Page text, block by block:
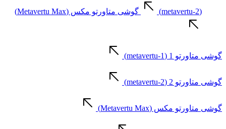
(metavertu-2) گوشی متاورتو مکس (Metavertu Max)
گوشی متاورتو 1 (metavertu-1)
گوشی متاورتو 2 (metavertu-2)
گوشی متاورتو مکس (Metavertu Max)